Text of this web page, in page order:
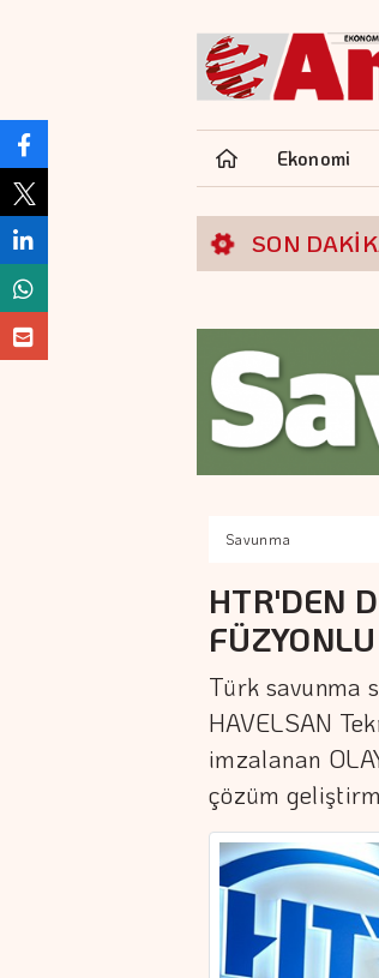
Ekonomi
SON
Savunma
HTR'DEN
Türk savunma
HAVELSAN
imzalanan
çözüm